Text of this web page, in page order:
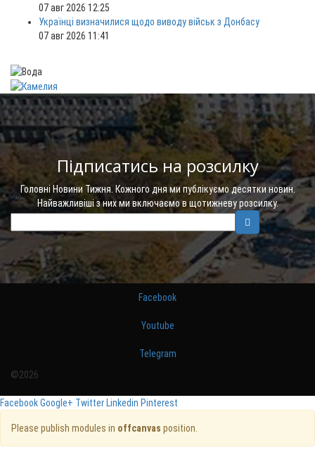
07 авг 2026 12:25
Українці визначилися щодо виводу військ з Донбасу
07 авг 2026 11:41
Підписатись на розсилку
Головні Новини Тижня. Кожного дня ми публікуємо десятки новин.
Найважливіші з них ми включаємо в щотижневу розсилку.
Facebook
Youtube
Telegram
©2026
FacebookGoogle+ Twitter Linkedin Pinterest
Please publish modules in offcanvas position.